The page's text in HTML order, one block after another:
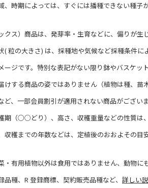
、時期によっては、すぐには播種できない種
クス）商品は、発芽率・生育などに、偏りが生
( 粒の大きさ) は、採種地や気候など採種条件に
ージです。特別な表記がない限り鉢やバスケッ
けする商品の姿ではありません（植物は種、苗
ど、一部会員割引が適用されない商品がございま
期（○○どり）、高さ、収穫重量などの性質は
収穫までの年数などは、定植後のおおよその
・有用植物以外は食用ではありません、動物に
品種、R 登録商標、契約販売品種など、 詳しい